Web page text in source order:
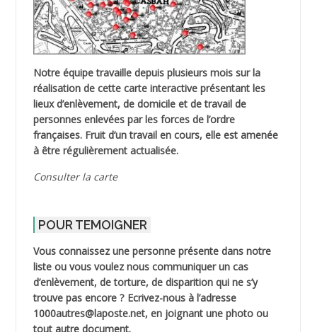
Notre équipe travaille depuis plusieurs mois sur la
réalisation de cette carte interactive présentant les
lieux d’enlèvement, de domicile et de travail de
personnes enlevées par les forces de l’ordre
françaises. Fruit d’un travail en cours, elle est amenée
à être régulièrement actualisée.
Consulter la carte
POUR TEMOIGNER
Vous connaissez une personne présente dans notre
liste ou vous voulez nous communiquer un cas
d’enlèvement, de torture, de disparition qui ne s’y
trouve pas encore ? Ecrivez-nous à l’adresse
1000autres@laposte.net, en joignant une photo ou
tout autre document.